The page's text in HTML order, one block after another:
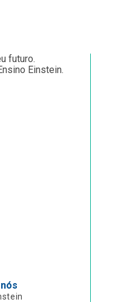
futuro.
Einstein.